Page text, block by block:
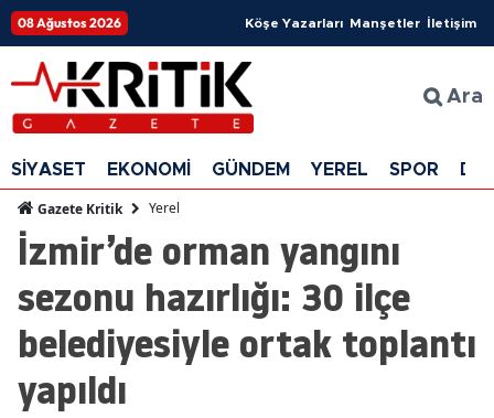
08 Ağustos 2026 Köşe Yazarları Manşetler İletişim
Ara
SİYASET EKONOMİ GÜNDEM YEREL SPOR
Gazete Kritik Yerel
İzmir’de orman yangını
sezonu hazırlığı: 30 ilçe
belediyesiyle ortak toplantı
yapıldı